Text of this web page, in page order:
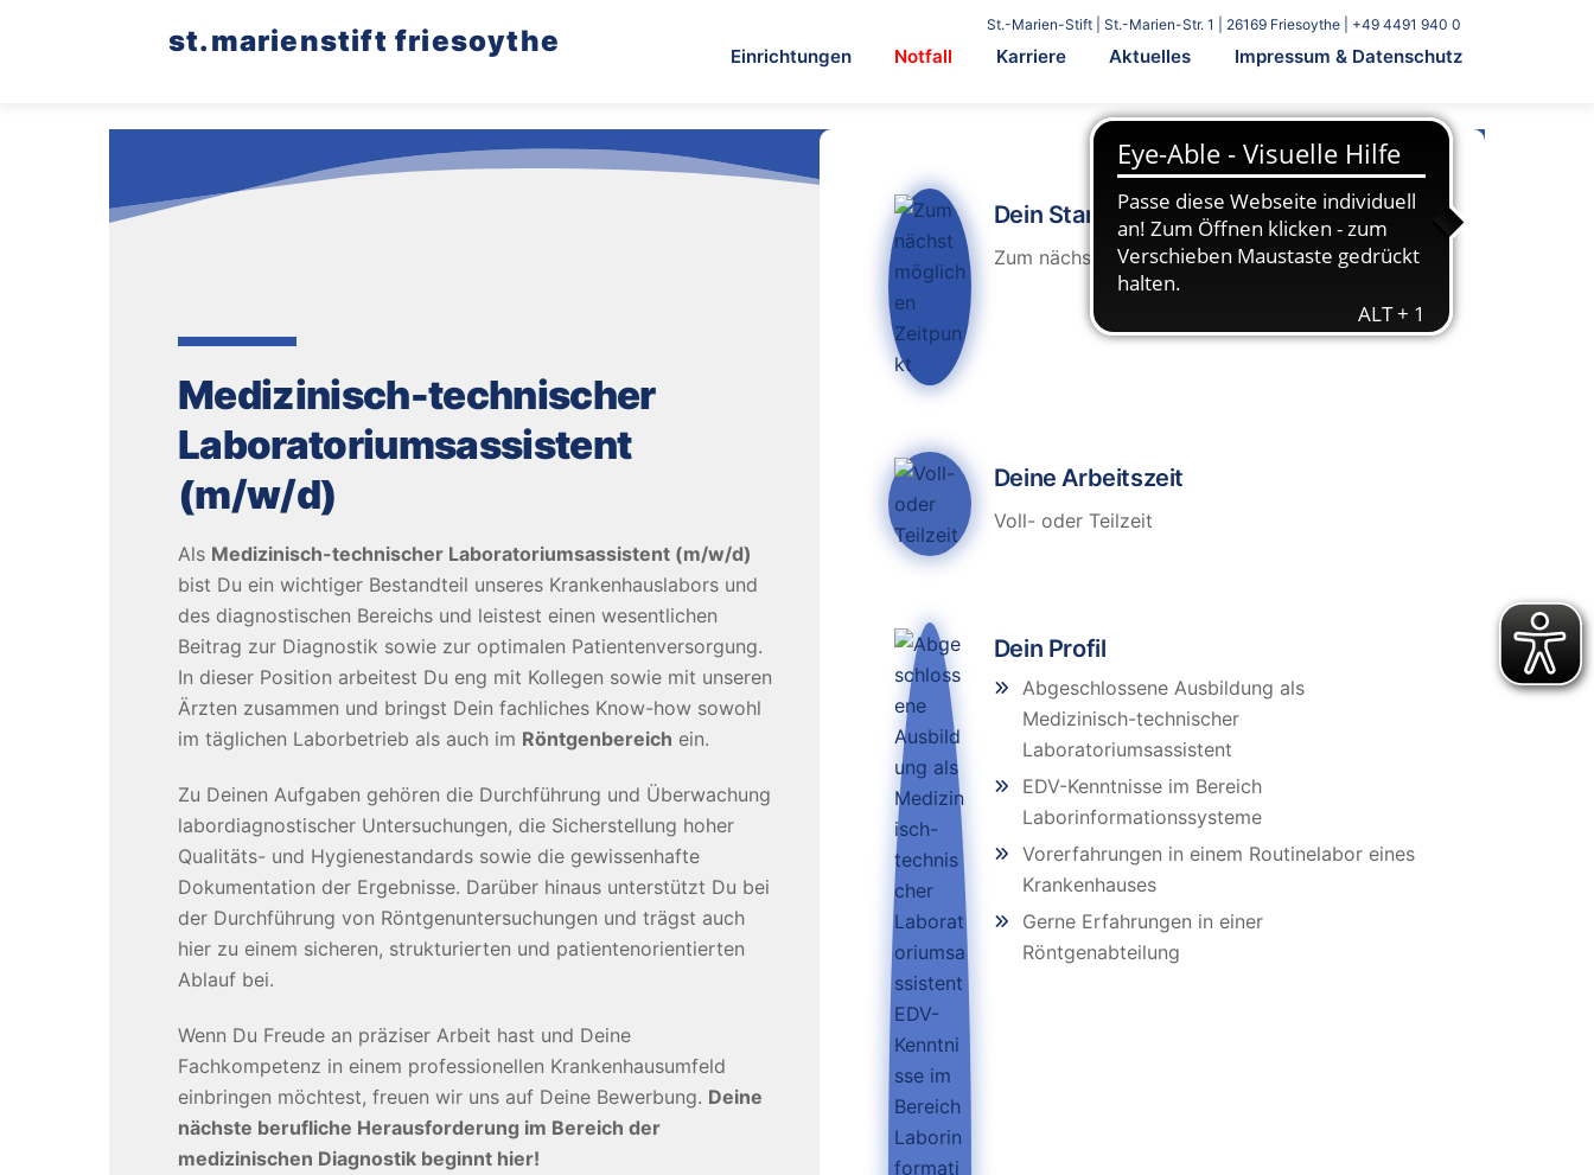
st.marienstift friesoythe St.-Marien-Stift | St.-Marien-Str. 1 | 26169 Friesoythe | +49 4491 940 0
Einrichtungen Notfall Karriere Aktuelles Impressum & Datenschutz
Dein Start
Zum nächstmöglichen Zeitpunkt
Deine Arbeitszeit
Voll- oder Teilzeit
Dein Profil
Abgeschlossene Ausbildung als
Medizinisch-technischer
Laboratoriumsassistent
EDV-Kenntnisse im Bereich
Laborinformationssysteme
Vorerfahrungen in einem Routinelabor eines
Krankenhauses
Gerne Erfahrungen in einer
Röntgenabteilung
Medizinisch-technischer
Laboratoriumsassistent
(m/w/d)
Als Medizinisch-technischer Laboratoriumsassistent (m/w/d)
bist Du ein wichtiger Bestandteil unseres Krankenhauslabors und
des diagnostischen Bereichs und leistest einen wesentlichen
Beitrag zur Diagnostik sowie zur optimalen Patientenversorgung.
In dieser Position arbeitest Du eng mit Kollegen sowie mit unseren
Ärzten zusammen und bringst Dein fachliches Know-how sowohl
im täglichen Laborbetrieb als auch im Röntgenbereich ein.
Zu Deinen Aufgaben gehören die Durchführung und Überwachung
labordiagnostischer Untersuchungen, die Sicherstellung hoher
Qualitäts- und Hygienestandards sowie die gewissenhafte
Dokumentation der Ergebnisse. Darüber hinaus unterstützt Du bei
der Durchführung von Röntgenuntersuchungen und trägst auch
hier zu einem sicheren, strukturierten und patientenorientierten
Ablauf bei.
Wenn Du Freude an präziser Arbeit hast und Deine
Fachkompetenz in einem professionellen Krankenhausumfeld
einbringen möchtest, freuen wir uns auf Deine Bewerbung. Deine
nächste berufliche Herausforderung im Bereich der
medizinischen Diagnostik beginnt hier!